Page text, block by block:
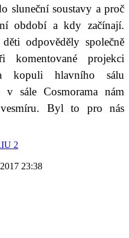
sluneční soustavy a proč
období a kdy začínají.
odpověděly společně
komentované projekci
kopuli hlavního sálu
v sále Cosmoramanám
. Byl to pro nás
23:38